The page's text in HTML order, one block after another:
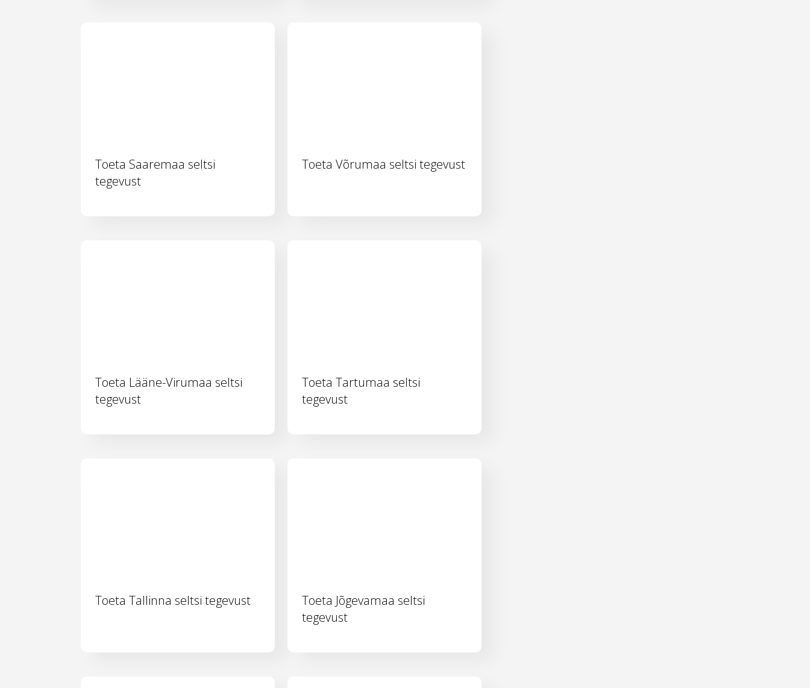
Toeta Saaremaa seltsi
tegevust
Toeta Võrumaa seltsi tegevust
Toeta Lääne-Virumaa seltsi
tegevust
Toeta Tartumaa seltsi
tegevust
Toeta Tallinna seltsi tegevust
Toeta Jõgevamaa seltsi
tegevust